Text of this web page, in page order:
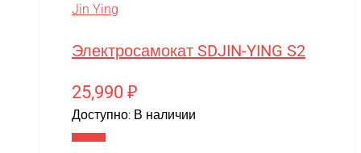
Jin Ying
Электросамокат SDJIN-YING S2
25,990 ₽
Доступно: В наличии